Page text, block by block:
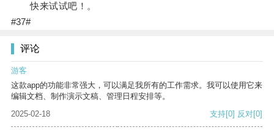
快来试试吧！。
#37#
评论
游客
这款app的功能非常强大，可以满足我所有的工作需求。我可以使用它来
编辑文档、制作演示文稿、管理日程安排等。
2025-02-18
支持[0] 反对[0]